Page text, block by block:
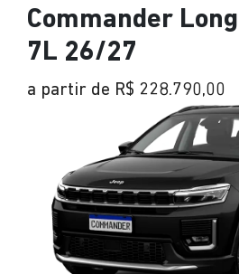
Commander
7L 26/27
a partir de R$ 228.790,00